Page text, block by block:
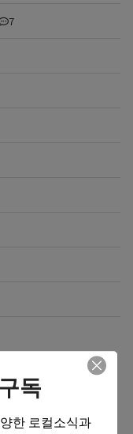
7
독
한 로컬소식과